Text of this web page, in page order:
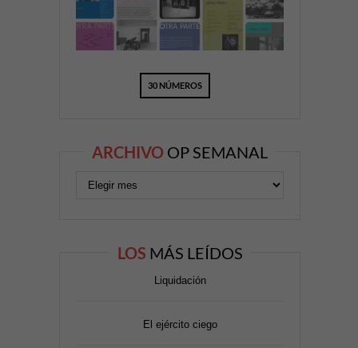
30 NÚMEROS
ARCHIVO OP SEMANAL
LOS MÁS LEÍDOS
Liquidación
El ejército ciego